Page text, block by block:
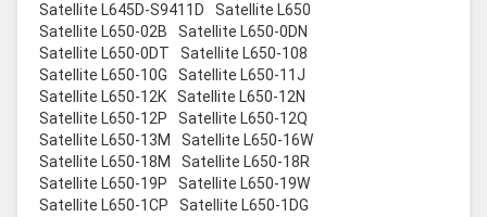
Satellite L645D-S9411D
Satellite L650
Satellite L650-02B
Satellite L650-0DN
Satellite L650-0DT
Satellite L650-108
Satellite L650-10G
Satellite L650-11J
Satellite L650-12K
Satellite L650-12N
Satellite L650-12P
Satellite L650-12Q
Satellite L650-13M
Satellite L650-16W
Satellite L650-18M
Satellite L650-18R
Satellite L650-19P
Satellite L650-19W
Satellite L650-1CP
Satellite L650-1DG